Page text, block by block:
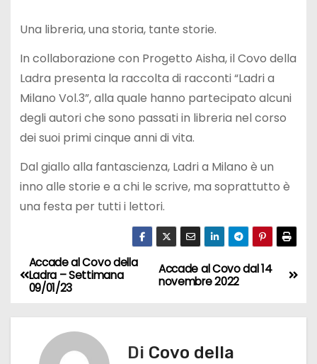
Una libreria, una storia, tante storie.
In collaborazione con Progetto Aisha, il Covo della
Ladra presenta la raccolta di racconti “Ladri a
Milano Vol.3”, alla quale hanno partecipato alcuni
degli autori che sono passati in libreria nel corso
dei suoi primi cinque anni di vita.
Dal giallo alla fantascienza, Ladri a Milano è un
inno alle storie e a chi le scrive, ma soprattutto è
una festa per tutti i lettori.
N
a
Accade al Covo dal 14
novembre 2022
Accade al Covo della
Ladra – Settimana
09/01/23
Di Covo della